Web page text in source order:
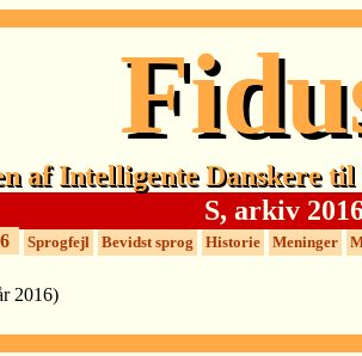
af Intelligente Danskere
S, arkiv
Sprogfejl Bevidst sprog Historie Meninger
2016)